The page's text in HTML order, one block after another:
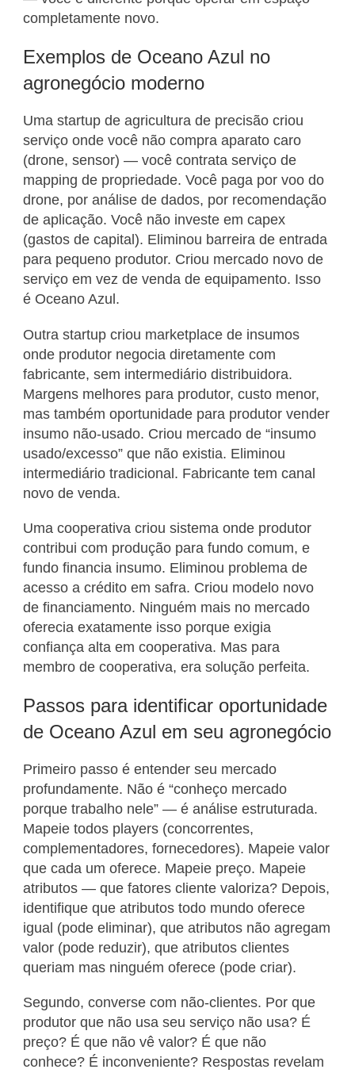
completamente novo.
Exemplos de Oceano Azul no
agronegócio moderno
Uma startup de agricultura de precisão criou
serviço onde você não compra aparato caro
(drone, sensor) — você contrata serviço de
mapping de propriedade. Você paga por voo do
drone, por análise de dados, por recomendação
de aplicação. Você não investe em capex
(gastos de capital). Eliminou barreira de entrada
para pequeno produtor. Criou mercado novo de
serviço em vez de venda de equipamento. Isso
é Oceano Azul.
Outra startup criou marketplace de insumos
onde produtor negocia diretamente com
fabricante, sem intermediário distribuidora.
Margens melhores para produtor, custo menor,
mas também oportunidade para produtor vender
insumo não-usado. Criou mercado de “insumo
usado/excesso” que não existia. Eliminou
intermediário tradicional. Fabricante tem canal
novo de venda.
Uma cooperativa criou sistema onde produtor
contribui com produção para fundo comum, e
fundo financia insumo. Eliminou problema de
acesso a crédito em safra. Criou modelo novo
de financiamento. Ninguém mais no mercado
oferecia exatamente isso porque exigia
confiança alta em cooperativa. Mas para
membro de cooperativa, era solução perfeita.
Passos para identificar oportunidade
de Oceano Azul em seu agronegócio
Primeiro passo é entender seu mercado
profundamente. Não é “conheço mercado
porque trabalho nele” — é análise estruturada.
Mapeie todos players (concorrentes,
complementadores, fornecedores). Mapeie valor
que cada um oferece. Mapeie preço. Mapeie
atributos — que fatores cliente valoriza? Depois,
identifique que atributos todo mundo oferece
igual (pode eliminar), que atributos não agregam
valor (pode reduzir), que atributos clientes
queriam mas ninguém oferece (pode criar).
Segundo, converse com não-clientes. Por que
produtor que não usa seu serviço não usa? É
preço? É que não vê valor? É que não
conhece? É inconveniente? Respostas revelam